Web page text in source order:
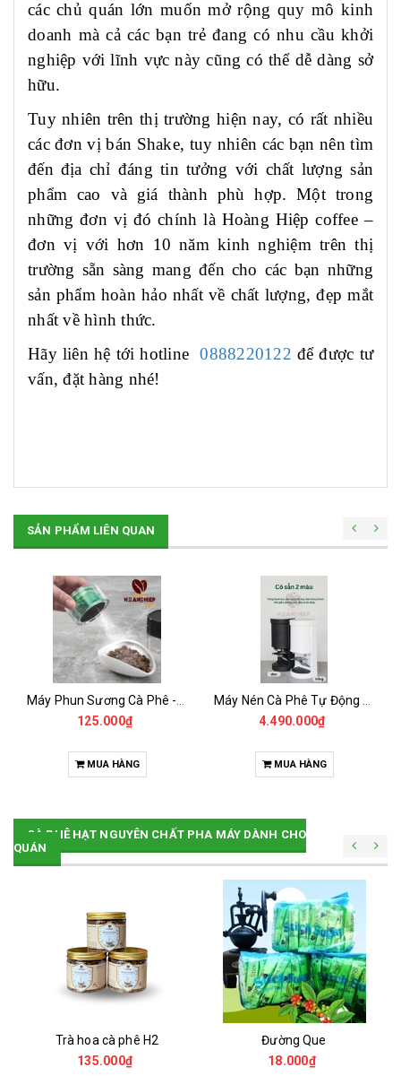
các chủ quán lớn muốn mở rộng quy mô kinh
doanh mà cả các bạn trẻ đang có nhu cầu khởi
nghiệp với lĩnh vực này cũng có thể dễ dàng sở
hữu.
Tuy nhiên trên thị trường hiện nay, có rất nhiều
các đơn vị bán Shake, tuy nhiên các bạn nên tìm
đến địa chỉ đáng tin tưởng với chất lượng sản
phẩm cao và giá thành phù hợp. Một trong
những đơn vị đó chính là Hoàng Hiệp coffee –
đơn vị với hơn 10 năm kinh nghiệm trên thị
trường sẵn sàng mang đến cho các bạn những
sản phẩm hoàn hảo nhất về chất lượng, đẹp mắt
nhất về hình thức.
Hãy liên hệ tới hotline0888220122 để được tư
vấn, đặt hàng nhé!
SẢN PHẨM LIÊN QUAN
125.000₫
MUA HÀNG
4.490.000₫
MUA HÀNG
CÀ PHÊ HẠT NGUYÊN CHẤT PHA MÁY DÀNH CHO
QUÁN
Trà hoa cà phê H2
135.000₫
Đường Que
18.000₫